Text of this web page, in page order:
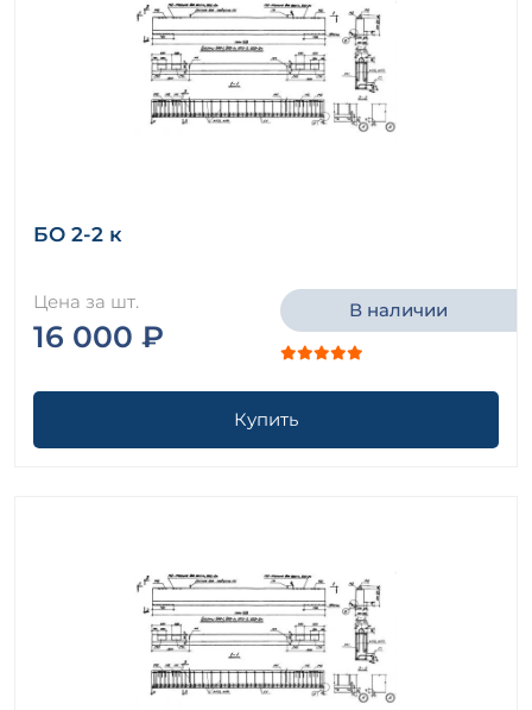
БО 2-2 к
Цена за шт.
16 000 ₽
В наличии
Купить